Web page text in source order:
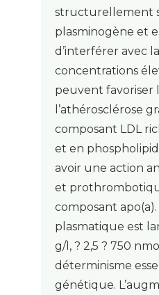
structurellement
plasminogène et
d’interférer avec
concentrations
peuvent favoriser
l’athérosclérose
composant LDL
et en
avoir une action
et
composant
plasmatique est
g/l, ? 2,5 ? 750
déterminisme
génétique.